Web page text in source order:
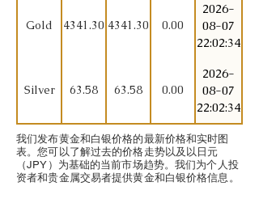
Gold 4341.30 4341.30 0.00
2026-
08-07
22:02:34
Silver 63.58 63.58 0.00
2026-
08-07
22:02:34
我们发布黄金和白银价格的最新价格和实时图
表。您可以了解过去的价格走势以及以日元
（JPY）为基础的当前市场趋势。我们为个人投
资者和贵金属交易者提供黄金和白银价格信息。